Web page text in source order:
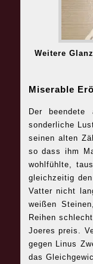
Weitere
Miserable
Der
sonderliche
seinen alten
so dass ihm
wohlfühlte,
gleichzeitig
Vatter nicht
weißen
Reihen
Joeres preis.
gegen Linus
das